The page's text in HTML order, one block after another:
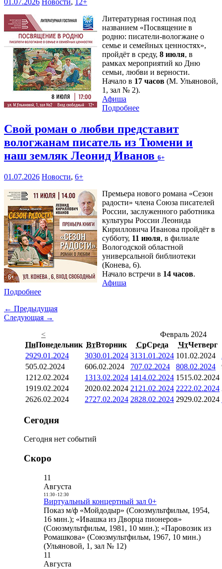
01.07.2026 Новости,
12+
Литературная гостиная под
названием «Посвящение в
родню: писатели-вологжане о
семье и семейных ценностях»,
пройдёт в среду, 8 июля, в
рамках мероприятий ко Дню
семьи, любви и верности.
Начало в 17 часов (М. Ульяновой,
1, зал № 2).
Афиша
Подробнее
Свой роман о любви представит
вологжанам писатель из Тюмени и
наш земляк Леонид Иванов 6+
01.07.2026 Новости, 6+
Премьера нового романа «Сезон
радости» члена Союза писателей
России, заслуженного работника
культуры России Леонида
Кирилловича Иванова пройдёт в
субботу, 11 июля, в филиале
Вологодской областной
универсальной библиотеки
(Конева, 6).
Начало встречи в 14 часов.
Афиша
Подробнее
← Предыдущая
Следующая →
<
Февраль 2024
ПнПонедельник ВтВторник СрСреда ЧтЧетверг
2929.01.2024 3030.01.2024 3131.01.2024 101.02.2024
505.02.2024 606.02.2024 707.02.2024 808.02.2024
1212.02.2024 1313.02.2024 1414.02.2024 1515.02.2024
1919.02.2024 2020.02.2024 21 21.02.2024 2222.02.2024
2626.02.2024 2727.02.2024 2828.02.2024 2929.02.2024
Сегодня
Сегодня нет событий
Скоро
11
Августа
11:30- 12:30
Виртуальный концертный зал 0+
Показ м/ф «Мойдодыр» (Союзмультфильм, 1954,
16 мин.); «Ивашка из Дворца пионеров»
(Союзмультфильм, 1981, 10 мин.); «Паровозик из
Ромашкова» (Союзмультфильм, 1967, 10 мин.)
(Ульяновой, 1, зал № 12)
11
Августа